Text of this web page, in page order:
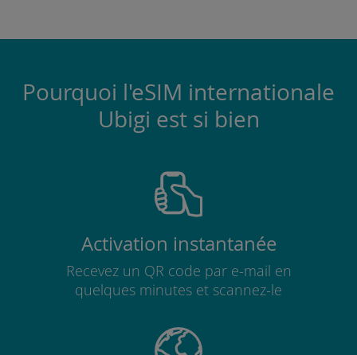
Pourquoi l'eSIM internationale
Ubigi est si bien
Activation instantanée
Recevez un QR code par e-mail en
quelques minutes et scannez-le